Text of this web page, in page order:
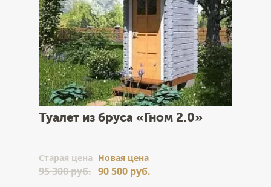
Туалет из бруса «Гном 2.0»
Cтарая цена
95 300 руб.
Новая цена
90 500 руб.